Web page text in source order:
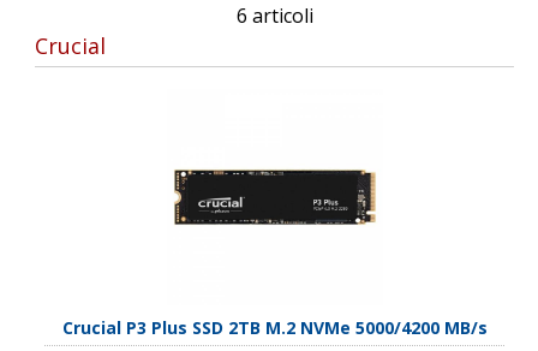
6 articoli
Crucial
Crucial P3 Plus SSD 2TB M.2 NVMe 5000/4200 MB/s